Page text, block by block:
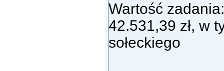
Wartość zadania:
42.531,39 zł, w
sołeckiego